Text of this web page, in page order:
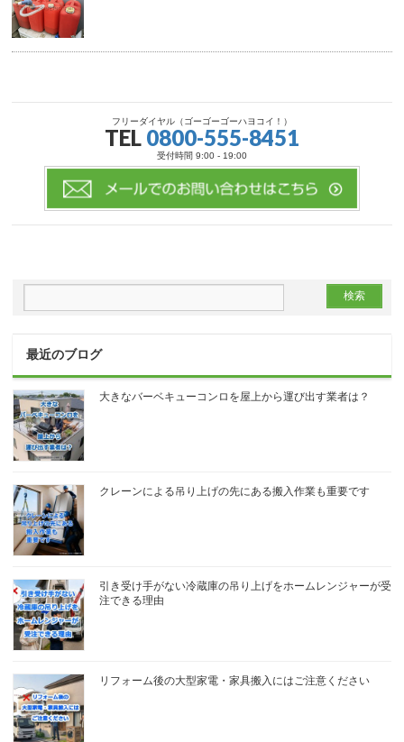
フリーダイヤル（ゴーゴーゴーハヨコイ！）
TEL 0800-555-8451
受付時間 9:00 - 19:00
最近のブログ
大きなバーベキューコンロを屋上から運び出す業者は？
クレーンによる吊り上げの先にある搬入作業も重要です
引き受け手がない冷蔵庫の吊り上げをホームレンジャーが受
注できる理由
リフォーム後の大型家電・家具搬入にはご注意ください